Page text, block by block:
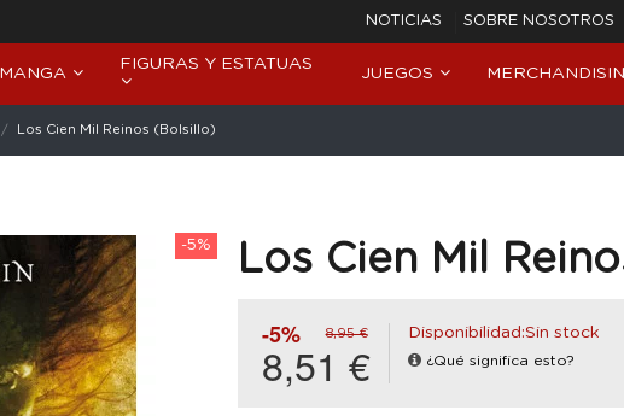
NOTICIAS SOBRE NOSOTROS
MANGA
FIGURAS Y ESTATUAS
JUEGOS
Los Cien Mil Reinos (Bolsillo)
-5% Los Cien Mil
-5% 8,95 €
8,51 €
Disponibilidad:Sin stock
¿Qué significa esto?